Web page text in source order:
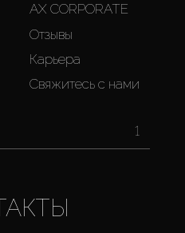
AX CORPORATE
Отзывы
Карьера
Свяжитесь с нами
1